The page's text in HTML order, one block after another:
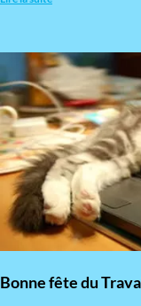
Bonne fête du